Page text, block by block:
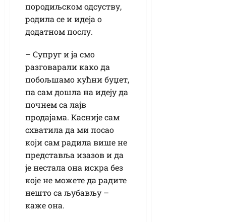
породиљском одсуству,
родила се и идеја о
додатном послу.
– Супруг и ја смо
разговарали како да
побољшамо кућни буџет,
па сам дошла на идеју да
почнем са лајв
продајама. Касније сам
схватила да ми посао
који сам радила више не
представља изазов и да
је нестала она искра без
које не можете да радите
нешто са љубављу –
каже она.